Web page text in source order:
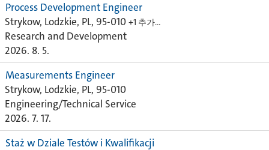
Process Development Engineer
Strykow, Lodzkie, PL, 95-010 +1 추가…
Research and Development
2026. 8. 5.
Measurements Engineer
Strykow, Lodzkie, PL, 95-010
Engineering/Technical Service
2026. 7. 17.
Staż w Dziale Testów i Kwalifikacji